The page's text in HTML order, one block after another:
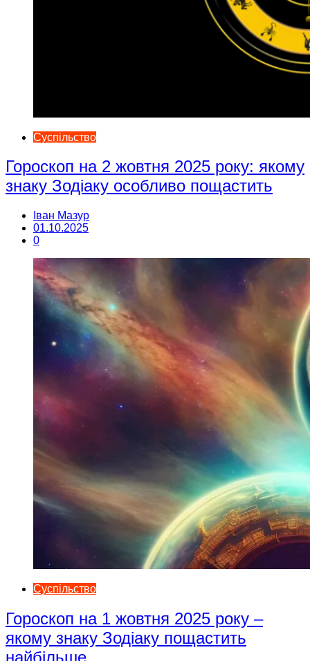
Суспільство
Гороскоп на 2 жовтня 2025 року: якому
знаку Зодіаку особливо пощастить
Іван Мазур
01.10.2025
0
Суспільство
Гороскоп на 1 жовтня 2025 року –
якому знаку Зодіаку пощастить